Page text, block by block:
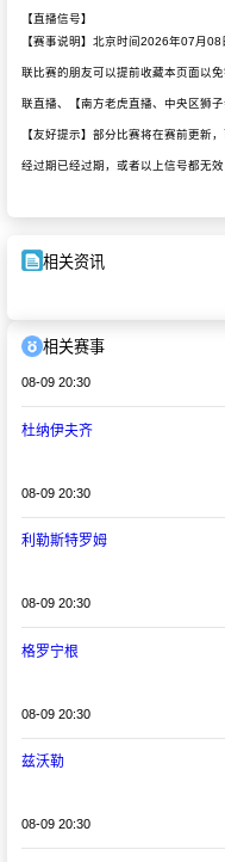
【直播信号】
【赛事说明】北京时间2026年07月
联比赛的朋友可以提前收藏本页面以
联直播、【南方老虎直播、中央区狮
【友好提示】部分比赛将在赛前更新
经过期已经过期，或者以上信号都无
相关资讯
相关赛事
08-09 20:30
杜纳伊夫齐
08-09 20:30
利勒斯特罗姆
08-09 20:30
格罗宁根
08-09 20:30
兹沃勒
08-09 20:30